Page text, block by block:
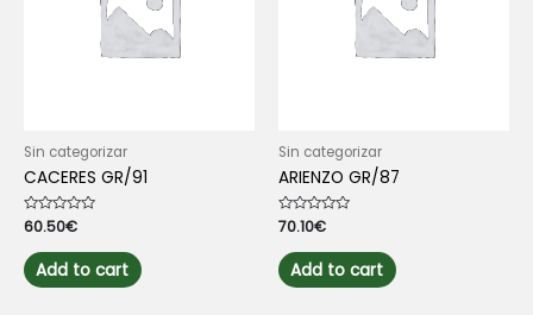
Sin categorizar
CACERES GR/91
Rated
0
out
of
5
60.50€
Add to cart
Sin categorizar
ARIENZO GR/87
Rated
0
out
of
5
70.10€
Add to cart